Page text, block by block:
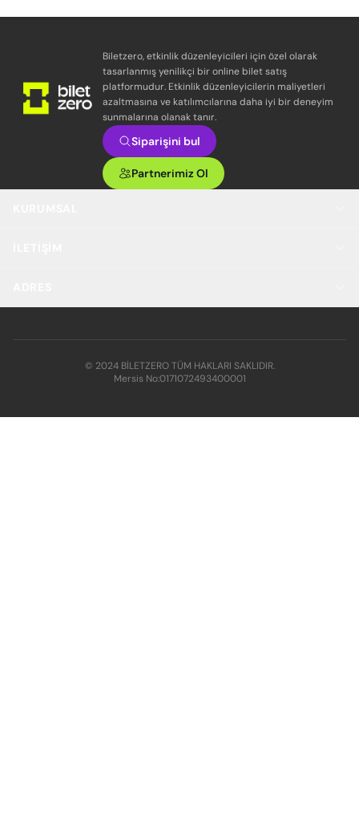
Biletzero, etkinlik düzenleyicileri için özel olarak
tasarlanmış yenilikçi bir online bilet satış
platformudur. Etkinlik düzenleyicilerin maliyetleri
azaltmasına ve katılımcılarına daha iyi bir deneyim
sunmalarına olanak tanır.
Siparişini bul
Partnerimiz Ol
© 2024 BİLETZERO TÜM HAKLARI SAKLIDIR.
Mersis No:0171072493400001